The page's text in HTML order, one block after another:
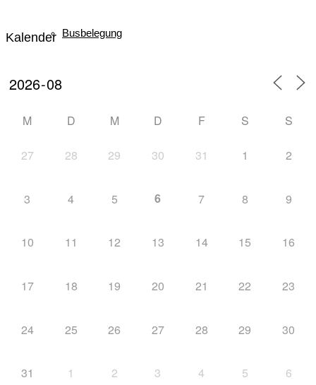
Busbelegung
Downloads
Mannschaft
Biathlon
News
Kalender
M D M D F S S
27 28 29 30 31 1 2
3 4 5 6 7 8 9
10 11 12 13 14 15 16
17 18 19 20 21 22 23
24 25 26 27 28 29 30
31 1 2 3 4 5 6